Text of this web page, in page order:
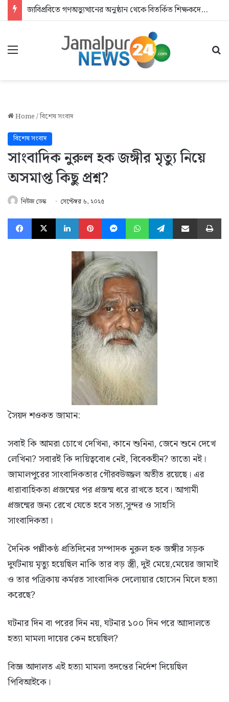
জাবিপ্রবিতে গণঅভ্যুত্থানের অনুষ্ঠান থেকে বিতর্কিত শিক্ষকদের বের করে দিলেন এমপি
Menu
Home/বিশেষ সংবাদ
বিশেষ সংবাদ
সাংবাদিক নুরুল হক জঙ্গীর মৃত্যু নিয়ে
অসমাপ্ত কিছু প্রশ্ন?
নিউজ ডেস্ক সেপ্টেম্বর ৬, ২০২৫
Facebook
X LinkedInPinterestMessengerWhatsAppTelegramShare via Email
সৈয়দ শওকত জামান:
সবাই কি আমরা চোখে দেখিনা, কানে শুনিনা, জেনে শুনে দেখে
লেখিনা? সবারই কি দায়িত্ববোধ নেই, বিবেকহীন? তাতো নই।
জামালপুরের সাংবাদিকতার গৌরবউজ্জল অতীত রয়েছে। এর
ধারাবাহিকতা প্রজন্মের পর প্রজন্ম ধরে রাখতে হবে। আগামী
প্রজন্মের জন্য রেখে যেতে হবে সত্য,সুন্দর ও সাহসি
সাংবাদিকতা।
দৈনিক পল্লীকন্ঠ প্রতিদিনের সম্পাদক নুরুল হক জঙ্গীর সড়ক
দুর্ঘটনায় মৃত্যু হয়েছিল নাকি তার বড় স্ত্রী, দুই মেয়ে,মেয়ের জামাই
ও তার পত্রিকায় কর্মরত সাংবাদিক দেলোয়ার হোসেন মিলে হত্যা
করেছে?
ঘটনার দিন বা পরের দিন নয়, ঘটনার ১০০ দিন পরে আাদালতে
হত্যা মামলা দায়ের কেন হয়েছিল?
বিজ্ঞ আদালত এই হত্যা মামলা তদন্তের নির্দেশ দিয়েছিল
পিবিআইকে।